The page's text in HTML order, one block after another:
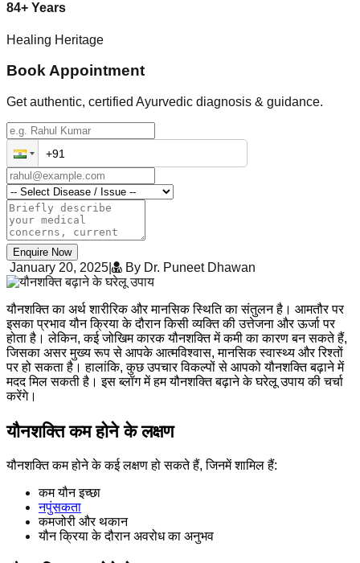
84+ Years
Healing Heritage
Book Appointment
Get authentic, certified Ayurvedic diagnosis & guidance.
Enquire Now
January 20, 2025 By Dr. Puneet Dhawan
यौनशक्ति का अर्थ शारीरिक और मानसिक स्थिति का संतुलन है। आमतौर पर
इसका प्रभाव यौन क्रिया के दौरान किसी व्यक्ति की उत्तेजना और ऊर्जा पर
होता है। लेकिन, कई जोखिम कारक यौनशक्ति में कमी का कारण बन सकते हैं,
जिसका असर मुख्य रूप से आपके आत्मविश्वास, मानसिक स्वास्थ्य और रिश्तों
पर हो सकता है। हालांकि, कुछ उपचार विकल्पों से आपको यौनशक्ति बढ़ाने में
मदद मिल सकती है। इस ब्लॉग में हम यौनशक्ति बढ़ाने के घरेलू उपाय की चर्चा
करेंगे।
यौनशक्ति कम होने के लक्षण
यौनशक्ति कम होने के कई लक्षण हो सकते हैं, जिनमें शामिल हैं:
कम यौन इच्छा
नपुंसकता
कमजोरी और थकान
यौन क्रिया के दौरान अवरोध का अनुभव